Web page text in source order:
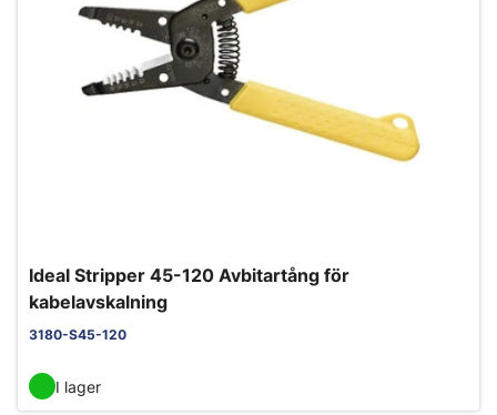
Ideal Stripper 45-120 Avbitartång för
kabelavskalning
3180-S45-120
I lager